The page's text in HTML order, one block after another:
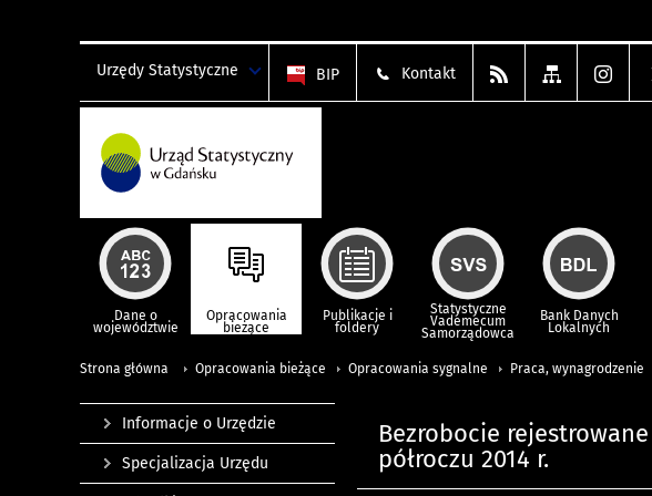
Urzędy Statystyczne BIP Kontakt
Dane o
województwie
Opracowania
bieżące
Publikacje i
foldery
Statystyczne
Vademecum
Samorządowca
Bank Danych
Lokalnych
Strona główna Opracowania bieżące Opracowania sygnalne Praca, wynagrodzenie
Bezrobocie
półroczu 2014 r.
Informacje o Urzędzie
Specjalizacja Urzędu